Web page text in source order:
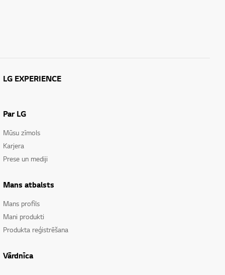
LG EXPERIENCE
Par LG
Mūsu zīmols
Karjera
Prese un mediji
Mans atbalsts
Mans profils
Mani produkti
Produkta reģistrēšana
Vārdnīca